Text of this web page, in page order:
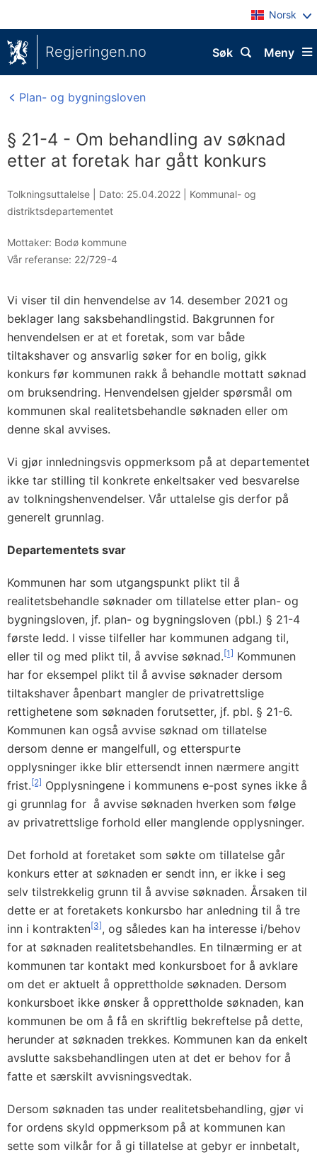
Norsk
Regjeringen.no Meny
Søk
Plan- og bygningsloven
§ 21-4 - Om behandling av søknad
etter at foretak har gått konkurs
Tolkningsuttalelse | Dato: 25.04.2022
Kommunal- og
distriktsdepartementet
Mottaker: Bodø kommune
Vår referanse: 22/729-4
Vi viser til din henvendelse av 14. desember 2021 og
beklager lang saksbehandlingstid. Bakgrunnen for
henvendelsen er at et foretak, som var både
tiltakshaver og ansvarlig søker for en bolig, gikk
konkurs før kommunen rakk å behandle mottatt søknad
om bruksendring. Henvendelsen gjelder spørsmål om
kommunen skal realitetsbehandle søknaden eller om
denne skal avvises.
Vi gjør innledningsvis oppmerksom på at departementet
ikke tar stilling til konkrete enkeltsaker ved besvarelse
av tolkningshenvendelser. Vår uttalelse gis derfor på
generelt grunnlag.
Departementets svar
Kommunen har som utgangspunkt plikt til å
realitetsbehandle søknader om tillatelse etter plan- og
bygningsloven, jf. plan- og bygningsloven (pbl.) § 21-4
første ledd. I visse tilfeller har kommunen adgang til,
eller til og med plikt til, å avvise søknad. [1] Kommunen
har for eksempel plikt til å avvise søknader dersom
tiltakshaver åpenbart mangler de privatrettslige
rettighetene som søknaden forutsetter, jf. pbl. § 21-6.
Kommunen kan også avvise søknad om tillatelse
dersom denne er mangelfull, og etterspurte
opplysninger ikke blir ettersendt innen nærmere angitt
frist. [2] Opplysningene i kommunens e-post synes ikke å
gi grunnlag for å avvise søknaden hverken som følge
av privatrettslige forhold eller manglende opplysninger.
Det forhold at foretaket som søkte om tillatelse går
konkurs etter at søknaden er sendt inn, er ikke i seg
selv tilstrekkelig grunn til å avvise søknaden. Årsaken til
dette er at foretakets konkursbo har anledning til å tre
inn i kontrakten[3], og således kan ha interesse i/behov
for at søknaden realitetsbehandles. En tilnærming er at
kommunen tar kontakt med konkursboet for å avklare
om det er aktuelt å opprettholde søknaden. Dersom
konkursboet ikke ønsker å opprettholde søknaden, kan
kommunen be om å få en skriftlig bekreftelse på dette,
herunder at søknaden trekkes. Kommunen kan da enkelt
avslutte saksbehandlingen uten at det er behov for å
fatte et særskilt avvisningsvedtak.
Dersom søknaden tas under realitetsbehandling, gjør vi
for ordens skyld oppmerksom på at kommunen kan
sette som vilkår for å gi tillatelse at gebyr er innbetalt,